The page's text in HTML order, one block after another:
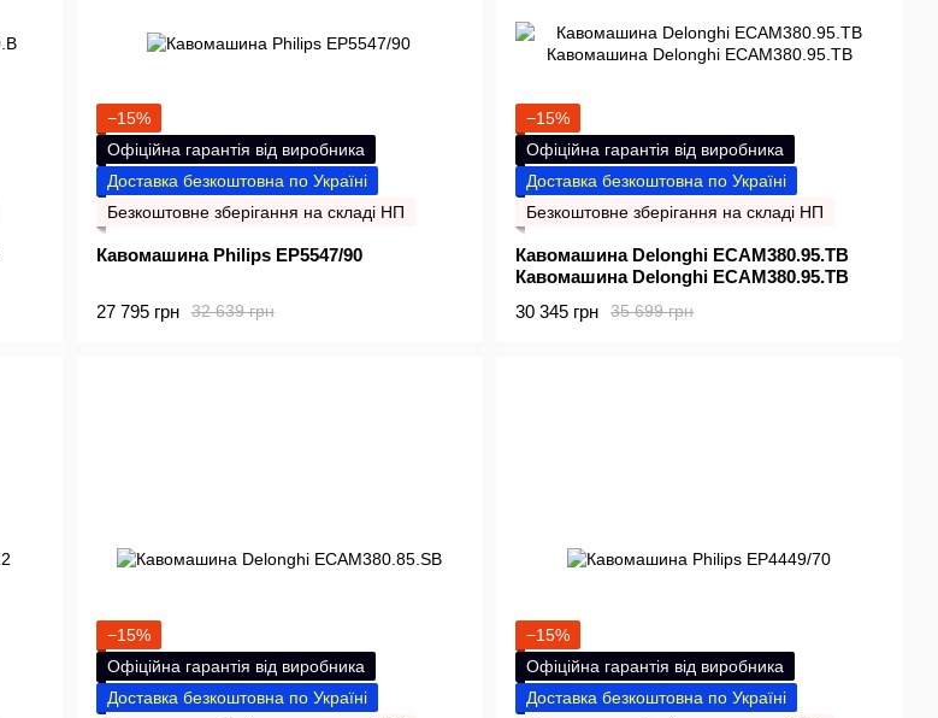
−15%
Офіційна гарантія від виробника
Доставка безкоштовна по Україні
Безкоштовне зберігання на складі НП
Кавомашина Philips EP5547/90
32 639 грн
27 795 грн
−15%
Офіційна гарантія від виробника
Доставка безкоштовна по Україні
Безкоштовне зберігання на складі НП
Кавомашина Delonghi ECAM380.95.TB
Кавомашина Delonghi ECAM380.95.TB
35 699 грн
30 345 грн
−15%
Офіційна гарантія від виробника
Доставка безкоштовна по Україні
−15%
Офіційна гарантія від виробника
Доставка безкоштовна по Україні